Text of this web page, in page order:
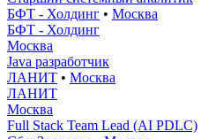
БФТ - Холдинг • Москва
БФТ - Холдинг
Москва
Java разработчик
ЛАНИТ • Москва
ЛАНИТ
Москва
Full Stack Team Lead (AI PDLC)